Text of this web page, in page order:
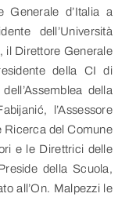
Generale d’Italia a
dell’Università
il Direttore Generale
della CI di
della
l’Assessore
Ricerca del Comune
e le Direttrici delle
della Scuola,
all’On. Malpezzi le